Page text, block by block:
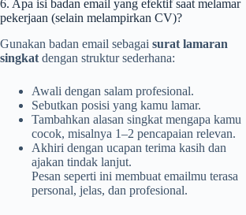
6. Apa isi badan email yang efektif saat melamar
pekerjaan (selain melampirkan CV)?
Gunakan badan email sebagai surat lamaran
singkat dengan struktur sederhana:
Awali dengan salam profesional.
Sebutkan posisi yang kamu lamar.
Tambahkan alasan singkat mengapa kamu
cocok, misalnya 1–2 pencapaian relevan.
Akhiri dengan ucapan terima kasih dan
ajakan tindak lanjut.
Pesan seperti ini membuat emailmu terasa
personal, jelas, dan profesional.